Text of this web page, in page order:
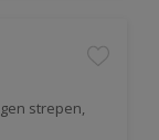
strepen,